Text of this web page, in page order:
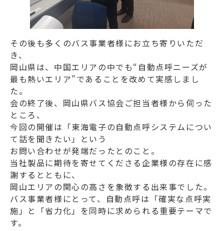
その後も多くのバス事業者様にお立ち寄りいただ
き、
岡山県は、中国エリアの中でも“自動点呼ニーズが
最も熱いエリア”であることを改めて実感しまし
た。
会の終了後、岡山県バス協会ご担当者様から伺った
ところ、
今回の開催は「東海電子の自動点呼システムについ
て話を聞きたい」という
お問い合わせが発端だったとのこと。
当社製品に期待を寄せてくださる企業様の存在に感
謝するとともに、
岡山エリアの関心の高さを象徴する出来事でした。
バス事業者様にとって、自動点呼は「確実な点呼実
施」と「省力化」を同時に求められる重要テーマで
す。